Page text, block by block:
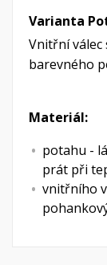
Varianta
Vnitřní válec
barevného
Materiál:
potahu -
prát při
vnitřního